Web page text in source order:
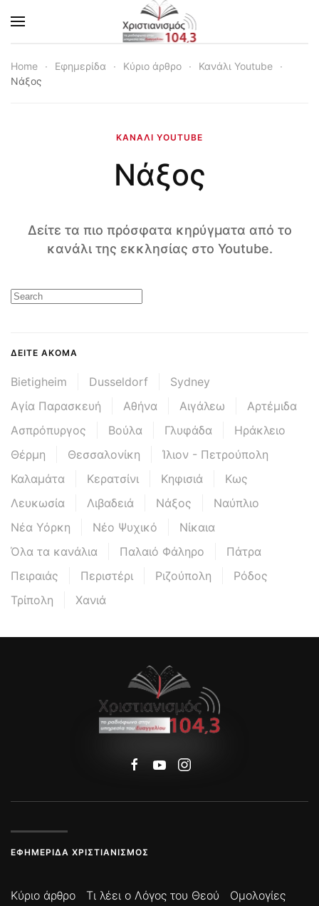
Skip to main content
Home Εφημερίδα Κύριο άρθρο
Κανάλι Youtube
Νάξος
ΚΑΝΆΛΙ YOUTUBE
Νάξος
Δείτε τα πιο πρόσφατα κηρύγματα από το
κανάλι της εκκλησίας στο Youtube.
ΔΕΊΤΕ ΑΚΌΜΑ
Bietigheim Dusseldorf
Sydney
Αγία Παρασκευή
Αθήνα Αιγάλεω
Αρτέμιδα
Ασπρόπυργος
Βούλα Γλυφάδα
Ηράκλειο
Θέρμη
Θεσσαλονίκη
Ίλιον - Πετρούπολη
Καλαμάτα
Κερατσίνι Κηφισιά
Κως
Λευκωσία
Λιβαδειά Νάξος
Ναύπλιο
Νέα Υόρκη
Νέο Ψυχικό
Νίκαια
Όλα τα κανάλια
Παλαιό Φάληρο
Πάτρα
Πειραιάς
Περιστέρι Ριζούπολη
Ρόδος
Τρίπολη
Χανιά
ΕΦΗΜΕΡΊΔΑ ΧΡΙΣΤΙΑΝΙΣΜΌΣ
Κύριο άρθρο Τι λέει ο Λόγος του Θεού
Ομολογίες